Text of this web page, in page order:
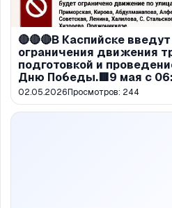
🔴🔴🔴В Каспийске
ограничения движения
подготовкой и
Дню Победы.🟥9 мая с
02.05.2026Просмотров: 244